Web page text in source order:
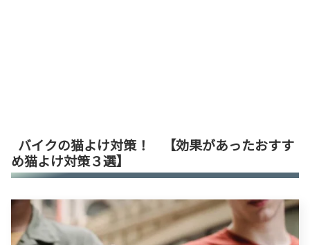
バイクの猫よけ対策！ 【効果があったおすす
め猫よけ対策３選】